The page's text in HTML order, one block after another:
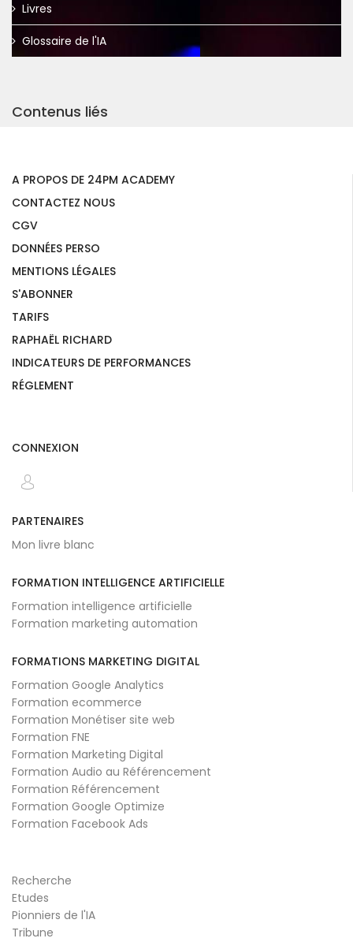
Livres
Glossaire de l'IA
Contenus liés
A PROPOS DE 24PM ACADEMY
CONTACTEZ NOUS
CGV
DONNÉES PERSO
MENTIONS LÉGALES
S'ABONNER
TARIFS
RAPHAËL RICHARD
INDICATEURS DE PERFORMANCES
RÉGLEMENT
CONNEXION
PARTENAIRES
Mon livre blanc
FORMATION INTELLIGENCE ARTIFICIELLE
Formation intelligence artificielle
Formation marketing automation
FORMATIONS MARKETING DIGITAL
Formation Google Analytics
Formation ecommerce
Formation Monétiser site web
Formation FNE
Formation Marketing Digital
Formation Audio au Référencement
Formation Référencement
Formation Google Optimize
Formation Facebook Ads
Recherche
Etudes
Pionniers de l'IA
Tribune